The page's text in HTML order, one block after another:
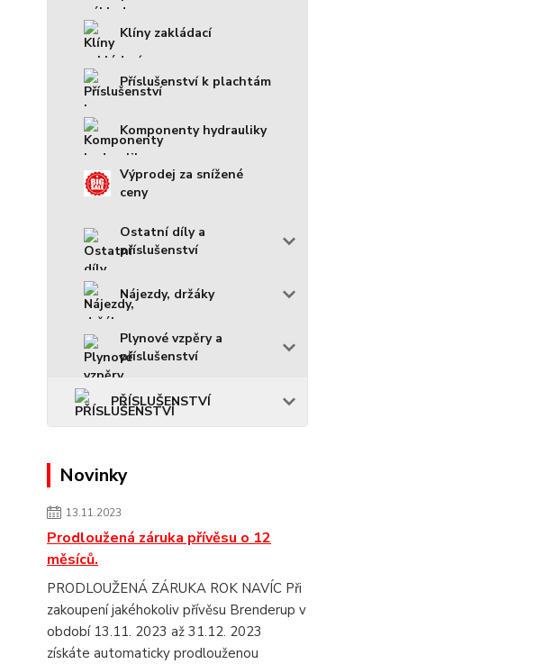
Klíny zakládací
Příslušenství k plachtám
Komponenty hydrauliky
Výprodej za snížené
ceny
Ostatní díly a
příslušenství
Nájezdy, držáky
Plynové vzpěry a
příslušenství
PŘÍSLUŠENSTVÍ
Novinky
13.11.2023
Prodloužená záruka přívěsu o 12
měsíců.
PRODLOUŽENÁ ZÁRUKA ROK NAVÍC Při
zakoupení jakéhokoliv přívěsu Brenderup v
období 13.11. 2023 až 31.12. 2023
získáte automaticky prodlouženou